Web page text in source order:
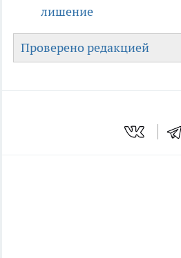
лишение
Проверено редакцией